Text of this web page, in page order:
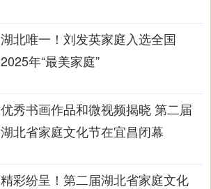
湖北唯一！刘发英家庭入选全国
2025年“最美家庭”
优秀书画作品和微视频揭晓 第二届
湖北省家庭文化节在宜昌闭幕
精彩纷呈！第二届湖北省家庭文化